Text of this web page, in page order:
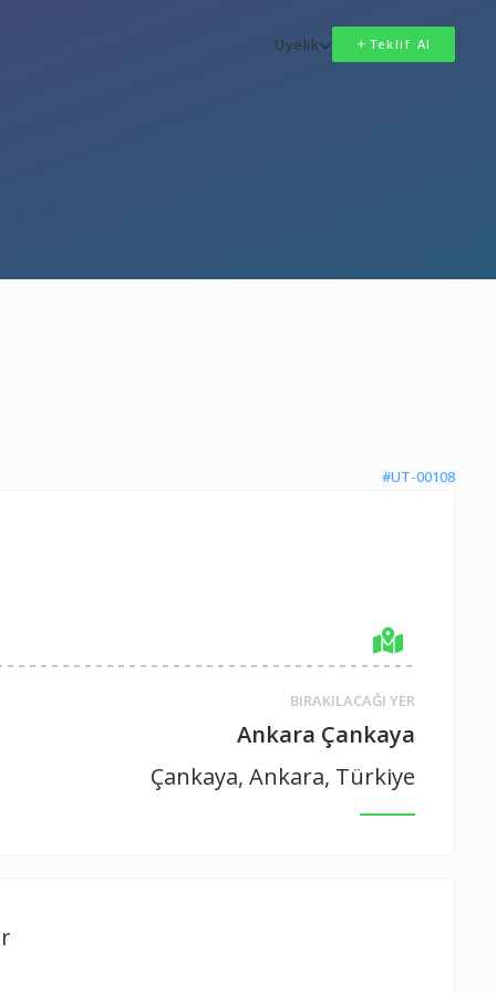
Üyelik Teklif Al
#UT-00108
BIRAKILACAĞI YER
Ankara Çankaya
Çankaya, Ankara, Türkiye